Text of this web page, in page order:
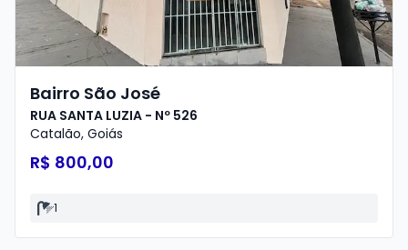
Bairro São José
RUA SANTA LUZIA - Nº 526
Catalão, Goiás
R$ 800,00
1